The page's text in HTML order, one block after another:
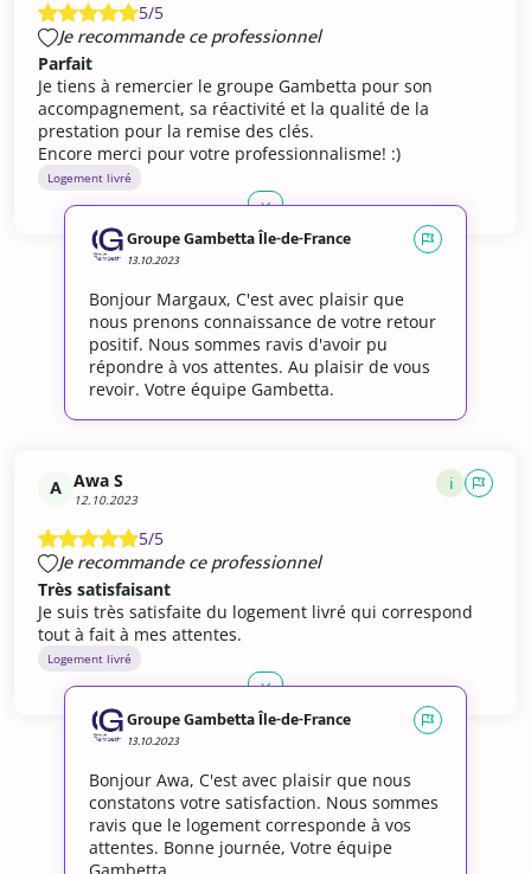
5/5
Je recommande ce professionnel
Parfait
Je tiens à remercier le groupe Gambetta pour son
accompagnement, sa réactivité et la qualité de la
prestation pour la remise des clés.
Encore merci pour votre professionnalisme! :)
Logement livré
Groupe Gambetta Île-de-France
13.10.2023
Bonjour Margaux, C'est avec plaisir que
nous prenons connaissance de votre retour
positif. Nous sommes ravis d'avoir pu
répondre à vos attentes. Au plaisir de vous
revoir. Votre équipe Gambetta.
A Awa S
12.10.2023
i
5/5
Je recommande ce professionnel
Très satisfaisant
Je suis très satisfaite du logement livré qui correspond
tout à fait à mes attentes.
Logement livré
Groupe Gambetta Île-de-France
13.10.2023
Bonjour Awa, C'est avec plaisir que nous
constatons votre satisfaction. Nous sommes
ravis que le logement corresponde à vos
attentes. Bonne journée, Votre équipe